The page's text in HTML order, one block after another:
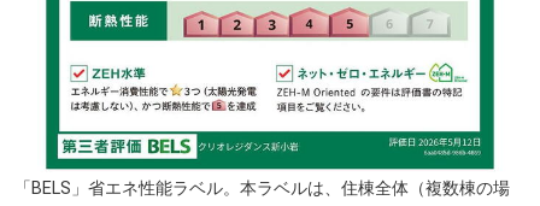
「BELS」省エネ性能ラベル。本ラベルは、住棟全体（複数棟の場